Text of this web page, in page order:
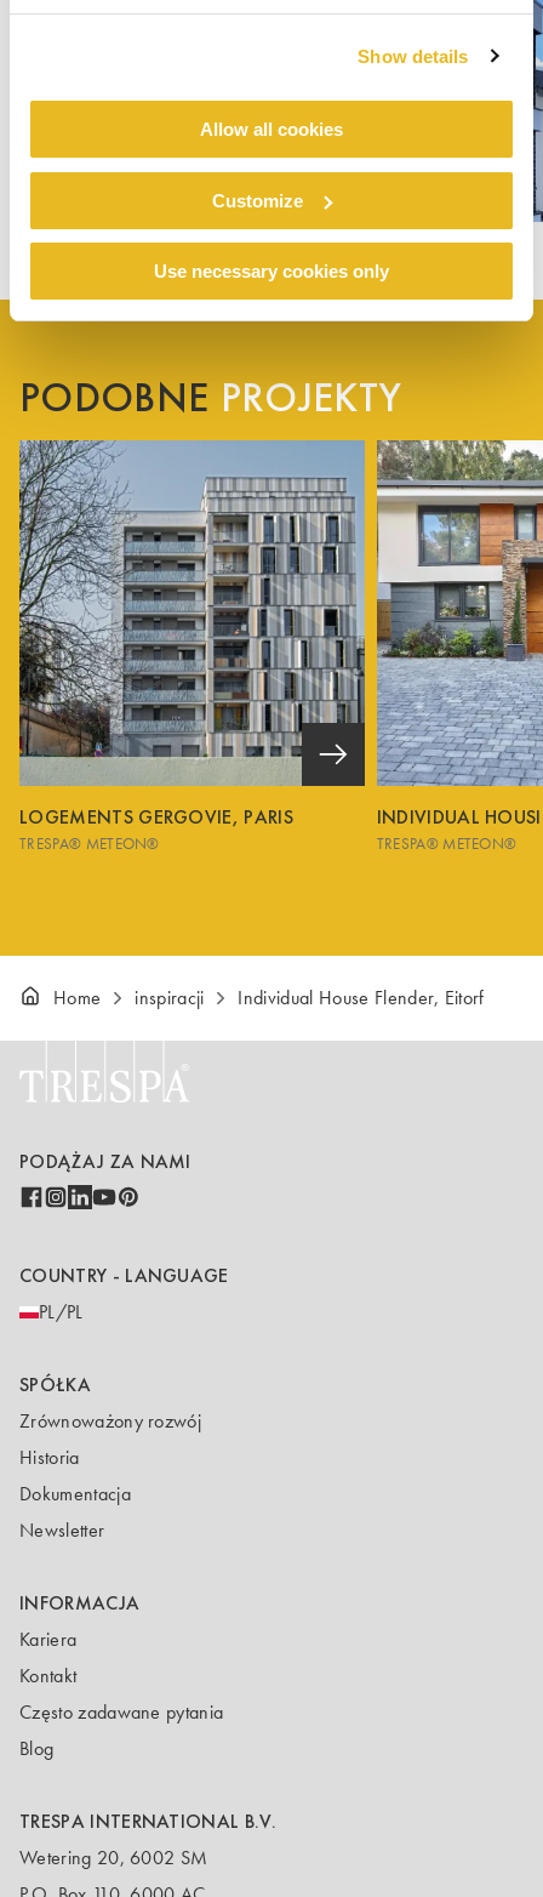
Show details
Allow all cookies
Customize
Use necessary cookies only
PODOBNE PROJEKTY
LOGEMENTS GERGOVIE, PARIS
TRESPA® METEON®
INDIVIDUAL
TRESPA® METEON®
Home inspiracji Individual House Flender, Eitorf
PODĄŻAJ ZA NAMI
COUNTRY - LANGUAGE
PL/PL
SPÓŁKA
Zrównoważony rozwój
Historia
Dokumentacja
Newsletter
INFORMACJA
Kariera
Kontakt
Często zadawane pytania
Blog
TRESPA INTERNATIONAL B.V.
Wetering 20, 6002 SM